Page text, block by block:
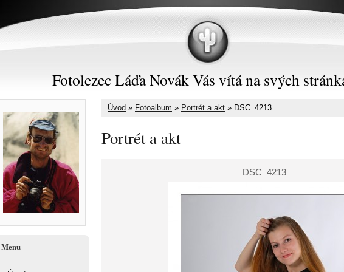
Fotolezec Láďa Novák Vás vítá na svých
Úvod » Fotoalbum » Portrét a akt » DSC_4213
Portrét a akt
DSC_4213
Menu